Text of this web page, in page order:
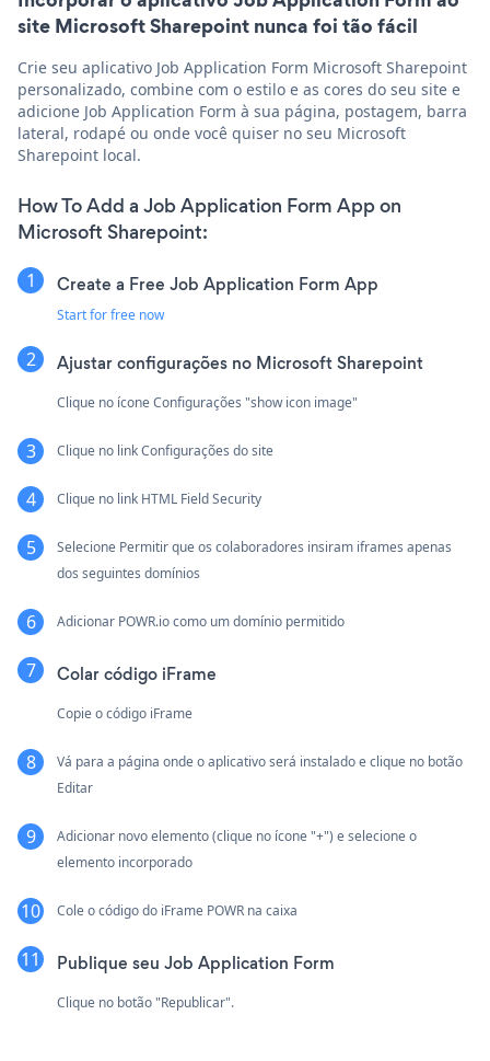
site Microsoft Sharepoint nunca foi tão fácil
Crie seu aplicativo Job Application Form Microsoft Sharepoint
personalizado, combine com o estilo e as cores do seu site e
adicione Job Application Form à sua página, postagem, barra
lateral, rodapé ou onde você quiser no seu Microsoft
Sharepoint local.
How To Add a Job Application Form App on
Microsoft Sharepoint:
Create a Free Job Application Form App
Start for free now
Ajustar configurações no Microsoft Sharepoint
Clique no ícone Configurações "show icon image"
Clique no link Configurações do site
Clique no link HTML Field Security
Selecione Permitir que os colaboradores insiram iframes apenas
dos seguintes domínios
Adicionar POWR.io como um domínio permitido
Colar código iFrame
Copie o código iFrame
Vá para a página onde o aplicativo será instalado e clique no botão
Editar
Adicionar novo elemento (clique no ícone "+") e selecione o
elemento incorporado
Cole o código do iFrame POWR na caixa
Publique seu Job Application Form
Clique no botão "Republicar".